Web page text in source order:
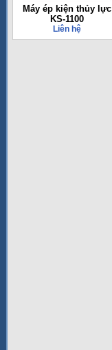
Máy ép kiện thủy lực
KS-1100
Liên hệ